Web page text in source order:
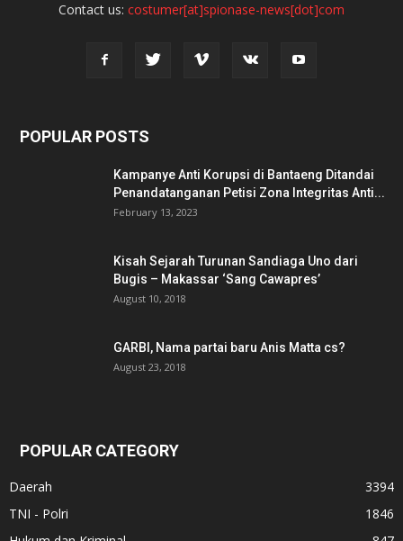
Contact us: costumer[at]spionase-news[dot]com
POPULAR POSTS
Kampanye Anti Korupsi di Bantaeng Ditandai
Penandatanganan Petisi Zona Integritas Anti...
February 13, 2023
Kisah Sejarah Turunan Sandiaga Uno dari
Bugis – Makassar ‘Sang Cawapres’
August 10, 2018
GARBI, Nama partai baru Anis Matta cs?
August 23, 2018
POPULAR CATEGORY
Daerah
3394
TNI - Polri
1846